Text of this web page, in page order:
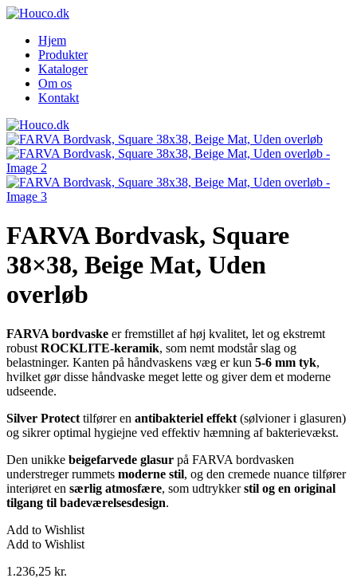
Hjem
Produkter
Kataloger
Om os
Kontakt
FARVA Bordvask, Square
38×38, Beige Mat, Uden
overløb
FARVA bordvaske er fremstillet af høj kvalitet, let og ekstremt
robust ROCKLITE-keramik, som nemt modstår slag og
belastninger. Kanten på håndvaskens væg er kun 5-6 mm tyk,
hvilket gør disse håndvaske meget lette og giver dem et moderne
udseende.
Silver Protect tilfører en antibakteriel effekt (sølvioner i glasuren)
og sikrer optimal hygiejne ved effektiv hæmning af bakterievækst.
Den unikke beigefarvede glasur på FARVA bordvasken
understreger rummets moderne stil, og den cremede nuance tilfører
interiøret en særlig atmosfære, som udtrykkerstil og en original
tilgang til badeværelsesdesign.
Add to Wishlist
Add to Wishlist
1.236,25 kr.